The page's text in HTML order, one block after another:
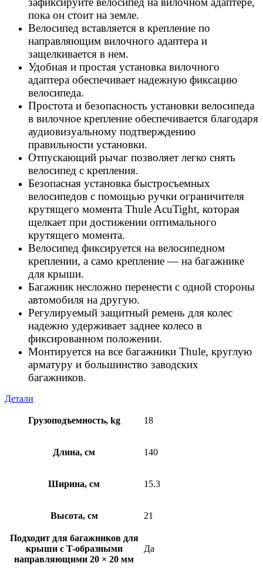
пока он стоит на земле.
Велосипед вставляется в крепление по
направляющим вилочного адаптера и
защелкивается в нем.
Удобная и простая установка вилочного
адаптера обеспечивает надежную фиксацию
велосипеда.
Простота и безопасность установки велосипеда
в вилочное крепление обеспечивается благодаря
аудиовизуальному подтверждению
правильности установки.
Отпускающий рычаг позволяет легко снять
велосипед с крепления.
Безопасная установка быстросъемных
велосипедов с помощью ручки ограничителя
крутящего момента Thule AcuTight, которая
щелкает при достижении оптимального
крутящего момента.
Велосипед фиксируется на велосипедном
креплении, а само крепление — на багажнике
для крыши.
Багажник несложно перенести с одной стороны
автомобиля на другую.
Регулируемый защитный ремень для колес
надежно удерживает заднее колесо в
фиксированном положении.
Монтируется на все багажники Thule, круглую
арматуру и большинство заводских
багажников.
Детали
Грузоподъемность, kg 18
Длина, см 140
Ширина, см 15.3
Высота, см 21
Подходит для багажников для
крыши с T-образными
направляющими 20 × 20 мм
Да